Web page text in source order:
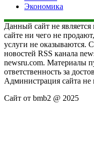
Экономика
Данный сайт не
сайте ни чего не
услуги не оказываются.
новостей RSS канала
newsru.com. Материалы
ответственность за
Администрация сайта не
Сайт от bmb2 @ 2025